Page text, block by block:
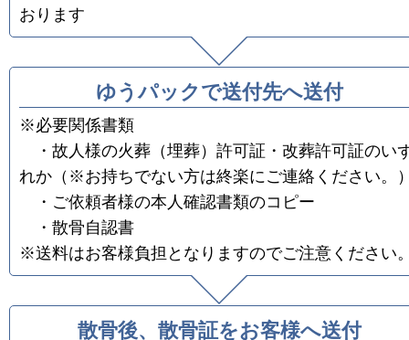
おります
ゆうパックで送付先へ送付
※必要関係書類
・故人様の火葬（埋葬）許可証・改葬許可証のい
れか（※お持ちでない方は終楽にご連絡ください。
・ご依頼者様の本人確認書類のコピー
・散骨自認書
※送料はお客様負担となりますのでご注意ください
散骨後、散骨証をお客様へ送付